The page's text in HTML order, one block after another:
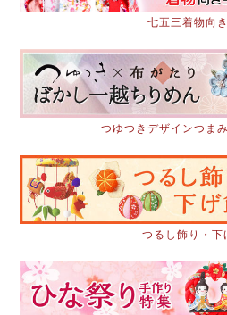
七五三着物向
つゆつきデザインつま
つるし飾り・下